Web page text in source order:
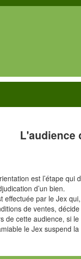
L'audience
est l’étape
d’un bien.
effectuée par le Jex
de ventes,
de cette audience, si
le Jex suspend